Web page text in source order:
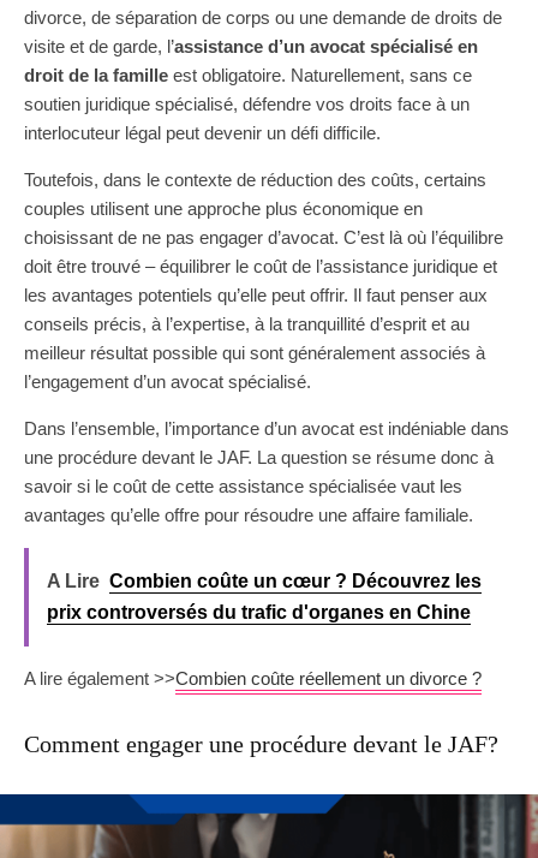
divorce, de séparation de corps ou une demande de droits de
visite et de garde, l’assistance d’un avocat spécialisé en
droit de la famille est obligatoire. Naturellement, sans ce
soutien juridique spécialisé, défendre vos droits face à un
interlocuteur légal peut devenir un défi difficile.
Toutefois, dans le contexte de réduction des coûts, certains
couples utilisent une approche plus économique en
choisissant de ne pas engager d’avocat. C’est là où l’équilibre
doit être trouvé – équilibrer le coût de l’assistance juridique et
les avantages potentiels qu’elle peut offrir. Il faut penser aux
conseils précis, à l’expertise, à la tranquillité d’esprit et au
meilleur résultat possible qui sont généralement associés à
l’engagement d’un avocat spécialisé.
Dans l’ensemble, l’importance d’un avocat est indéniable dans
une procédure devant le JAF. La question se résume donc à
savoir si le coût de cette assistance spécialisée vaut les
avantages qu’elle offre pour résoudre une affaire familiale.
A Lire Combien coûte un cœur ? Découvrez les
prix controversés du trafic d'organes en Chine
A lire également >>Combien coûte réellement un divorce ?
Comment engager une procédure devant le JAF?